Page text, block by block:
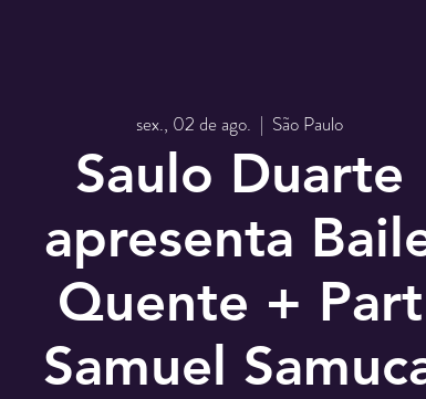
sex., 02 de ago.
  |
São Paulo
Saulo Duarte
apresenta
Quente + Part
Samuel